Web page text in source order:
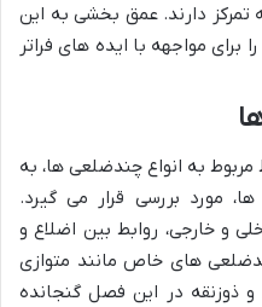
دارند. عمق بخشی به این
برای مواجهه با ایده های فراتر
به انواع چندضلعی ها، به
مورد بررسی قرار می گیرد.
و خارجی، روابط بین اضلاع و
های خاص مانند متوازی
و ذوزنقه در این فصل گنجانده